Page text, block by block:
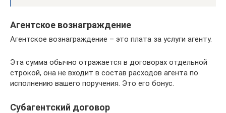
Агентское вознаграждение
Агентское вознаграждение – это плата за услуги агенту.
Эта сумма обычно отражается в договорах отдельной
строкой, она не входит в состав расходов агента по
исполнению вашего поручения. Это его бонус.
Субагентский договор